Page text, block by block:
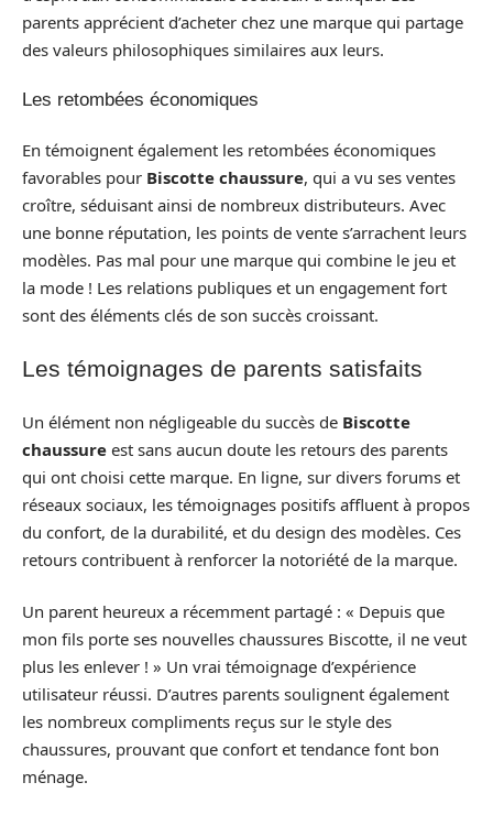
parents apprécient d’acheter chez une marque qui partage
des valeurs philosophiques similaires aux leurs.
Les retombées économiques
En témoignent également les retombées économiques
favorables pour Biscotte chaussure, qui a vu ses ventes
croître, séduisant ainsi de nombreux distributeurs. Avec
une bonne réputation, les points de vente s’arrachent leurs
modèles. Pas mal pour une marque qui combine le jeu et
la mode ! Les relations publiques et un engagement fort
sont des éléments clés de son succès croissant.
Les témoignages de parents satisfaits
Un élément non négligeable du succès de Biscotte
chaussure est sans aucun doute les retours des parents
qui ont choisi cette marque. En ligne, sur divers forums et
réseaux sociaux, les témoignages positifs affluent à propos
du confort, de la durabilité, et du design des modèles. Ces
retours contribuent à renforcer la notoriété de la marque.
Un parent heureux a récemment partagé : « Depuis que
mon fils porte ses nouvelles chaussures Biscotte, il ne veut
plus les enlever ! » Un vrai témoignage d’expérience
utilisateur réussi. D’autres parents soulignent également
les nombreux compliments reçus sur le style des
chaussures, prouvant que confort et tendance font bon
ménage.